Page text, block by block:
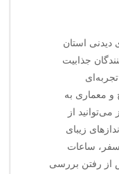
دیدنی استان
جذابیت
و معماری به
می‌توانید از
زیبای
سفر، ساعات
از رفتن بررسی